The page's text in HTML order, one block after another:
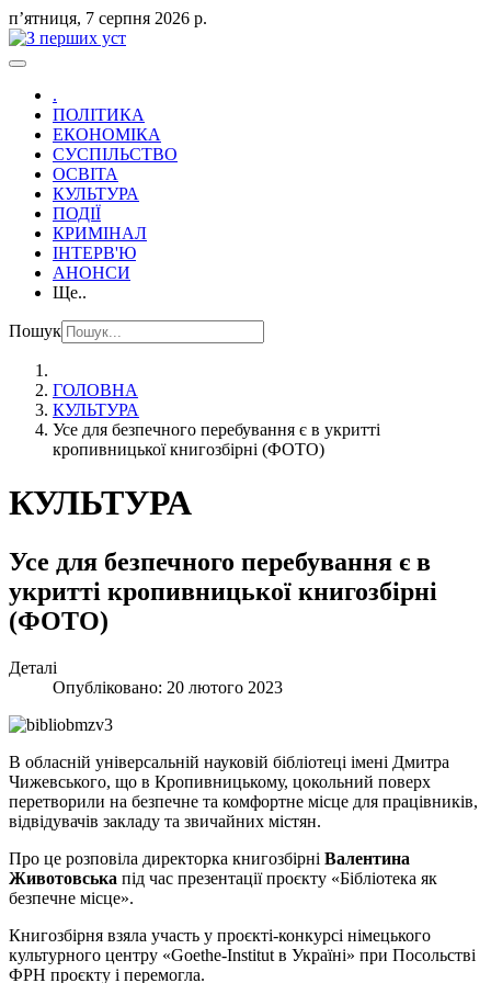
пʼятниця, 7 серпня 2026 р.
.
ПОЛІТИКА
ЕКОНОМІКА
СУСПІЛЬСТВО
ОСВІТА
КУЛЬТУРА
ПОДІЇ
КРИМІНАЛ
ІНТЕРВ'Ю
АНОНСИ
Ще..
Пошук
ГОЛОВНА
КУЛЬТУРА
Усе для безпечного перебування є в укритті
кропивницької книгозбірні (ФОТО)
КУЛЬТУРА
Усе для безпечного перебування є в
укритті кропивницької книгозбірні
(ФОТО)
Деталі
Опубліковано: 20 лютого 2023
В обласній універсальній науковій бібліотеці імені Дмитра
Чижевського, що в Кропивницькому, цокольний поверх
перетворили на безпечне та комфортне місце для працівників,
відвідувачів закладу та звичайних містян.
Про це розповіла директорка книгозбірні Валентина
Животовська під час презентації проєкту «Бібліотека як
безпечне місце».
Книгозбірня взяла участь у проєкті-конкурсі німецького
культурного центру «Goethe-Institut в Україні» при Посольстві
ФРН проєкту і перемогла.